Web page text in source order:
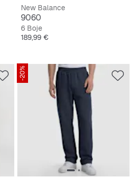
New Balance
9060
6 Boje
Cijena
189,99 €
-20%